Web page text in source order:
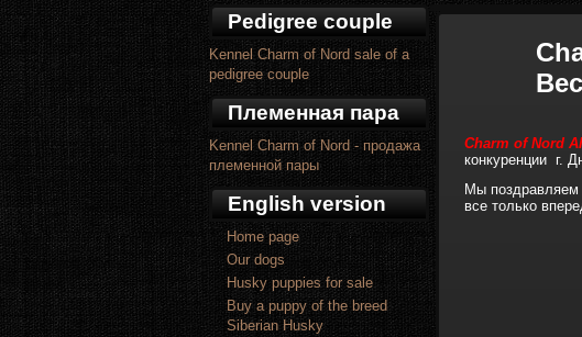
Pedigree couple
Kennel Charm of Nord sale of a
pedigree couple
Племенная пара
Kennel Charm of Nord - продажа
племенной пары
English version
Home page
Our dogs
Husky puppies for sale
Buy a puppy of the breed
Siberian Husky
Charm of Nord
конкуренции г.
Мы
все только